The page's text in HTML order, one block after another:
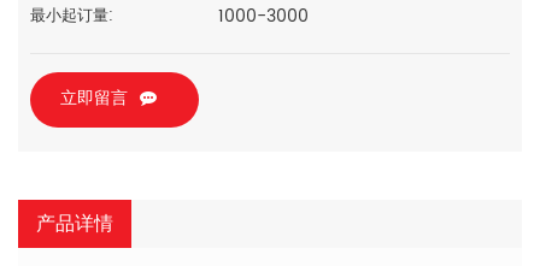
最小起订量: 1000-3000
立即留言
产品详情